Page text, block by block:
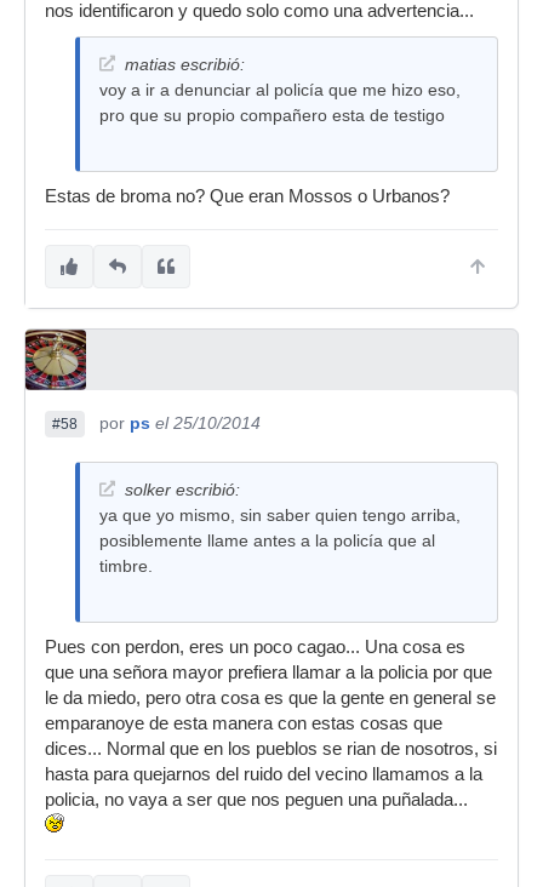
nos identificaron y quedo solo como una advertencia...
matias escribió:
voy a ir a denunciar al policía que me hizo eso,
pro que su propio compañero esta de testigo
Estas de broma no? Que eran Mossos o Urbanos?
#58 por ps el 25/10/2014
solker escribió:
ya que yo mismo, sin saber quien tengo arriba,
posiblemente llame antes a la policía que al
timbre.
Pues con perdon, eres un poco cagao... Una cosa es
que una señora mayor prefiera llamar a la policia por que
le da miedo, pero otra cosa es que la gente en general se
emparanoye de esta manera con estas cosas que
dices... Normal que en los pueblos se rian de nosotros, si
hasta para quejarnos del ruido del vecino llamamos a la
policia, no vaya a ser que nos peguen una puñalada...